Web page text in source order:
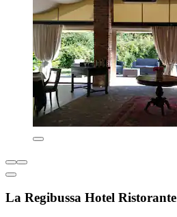
La Regibussa Hotel Ristorante